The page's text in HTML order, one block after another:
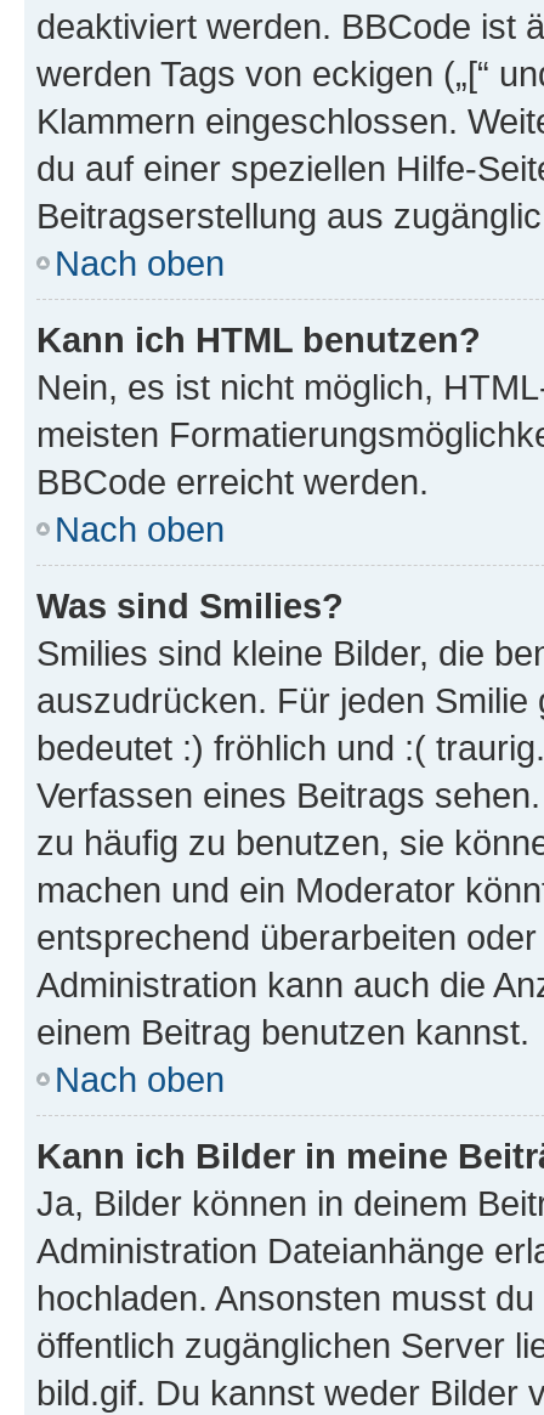
deaktiviert werden. BBCode ist
werden Tags von eckigen („[“
Klammern eingeschlossen.
du auf einer speziellen Hilfe-
Beitragserstellung aus
Nach oben
Kann ich HTML benutzen?
Nein, es ist nicht möglich,
meisten
BBCode erreicht werden.
Nach oben
Was sind Smilies?
Smilies sind kleine Bilder, die
auszudrücken. Für jeden
bedeutet :) fröhlich und :(
Verfassen eines Beitrags
zu häufig zu benutzen, sie
machen und ein Moderator
entsprechend überarbeiten
Administration kann auch die
einem Beitrag benutzen kannst.
Nach oben
Kann ich Bilder in meine
Ja, Bilder können in deinem
Administration Dateianhänge
hochladen. Ansonsten musst
öffentlich zugänglichen Server
bild.gif. Du kannst weder Bilder